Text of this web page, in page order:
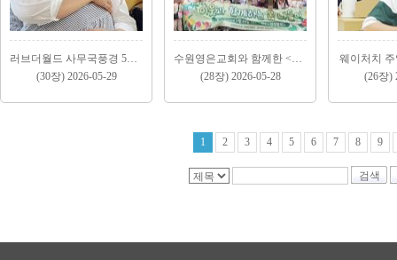
러브더월드 사무국풍경 5월(2)
(30장) 2026-05-29
수원영은교회와 함께한 <안성팜랜드 봄소풍> 5월 23..
(28장) 2026-05-28
웨이처치
(26장)
1 2 3 4 5 6 7 8 9
검색